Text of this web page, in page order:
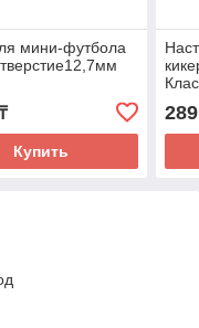
мини-футбола
Купить